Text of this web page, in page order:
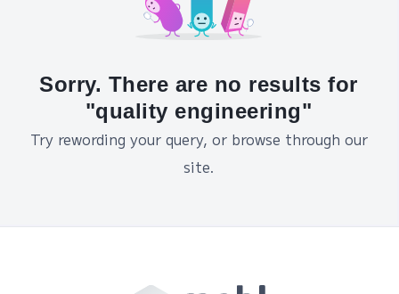
Sorry. There are no results for
"quality engineering"
Try rewording your query, or browse through our
site.